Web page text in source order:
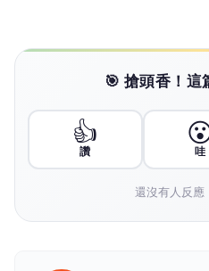
🎯 搶頭香！這
👍
讚 哇
還沒有人反應